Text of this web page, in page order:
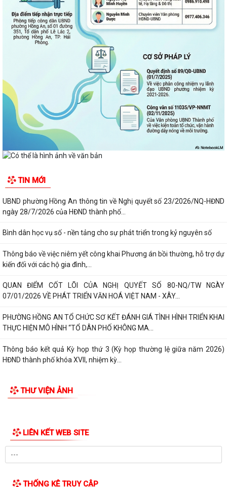
TIN MỚI
UBND phường Hồng An thông tin về Nghị quyết số 23/2026/NQ-HĐND
ngày 28/7/2026 của HĐND thành phố...
Bình dân học vụ số - nền tảng cho sự phát triển trong kỷ nguyên số
Thông báo về việc niêm yết công khai Phương án bồi thường, hỗ trợ dự
kiến đối với các hộ gia đình,...
QUAN ĐIỂM CỐT LÕI CỦA NGHỊ QUYẾT SỐ 80-NQ/TW NGÀY
07/01/2026 VỀ PHÁT TRIỂN VĂN HOÁ VIỆT NAM - XÂY...
PHƯỜNG HỒNG AN TỔ CHỨC SƠ KẾT ĐÁNH GIÁ TÌNH HÌNH TRIỂN KHAI
THỰC HIỆN MÔ HÌNH “TỔ DÂN PHỐ KHÔNG MA...
Thông báo kết quả Kỳ họp thứ 3 (Kỳ họp thường lệ giữa năm 2026)
HĐND thành phố khóa XVII, nhiệm kỳ...
THƯ VIỆN ẢNH